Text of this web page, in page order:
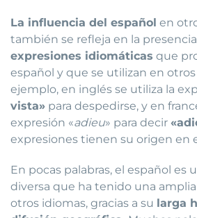
La influencia del español en
también se refleja en la
expresiones idiomáticas que
español y que se utilizan en
ejemplo, en inglés se utiliza la
vista» para despedirse, y en
expresión «adieu» para decir
expresiones tienen su origen en
En pocas palabras, el español es
diversa que ha tenido una
otros idiomas, gracias a su larga